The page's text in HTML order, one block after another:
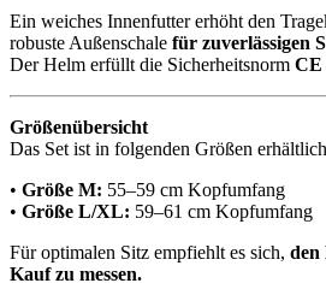
Ein weiches Innenfutter erhöht den
robuste Außenschale für zuverlässigen
Der Helm erfüllt die Sicherheitsnorm CE
Größenübersicht
Das Set ist in folgenden Größen
• Größe M: 55–59 cm Kopfumfang
• Größe L/XL: 59–61 cm Kopfumfang
Für optimalen Sitz empfiehlt es sich, den
Kauf zu messen.